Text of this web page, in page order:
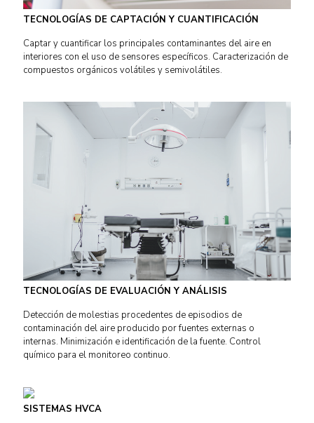
TECNOLOGÍAS DE CAPTACIÓN Y CUANTIFICACIÓN
Captar y cuantificar los principales contaminantes del aire en
interiores con el uso de sensores específicos. Caracterización de
compuestos orgánicos volátiles y semivolátiles.
TECNOLOGÍAS DE EVALUACIÓN Y ANÁLISIS
Detección de molestias procedentes de episodios de
contaminación del aire producido por fuentes externas o
internas. Minimización e identificación de la fuente. Control
químico para el monitoreo continuo.
SISTEMAS HVCA